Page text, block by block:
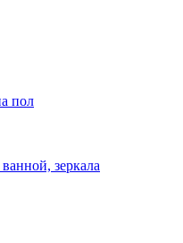
пол
зеркала